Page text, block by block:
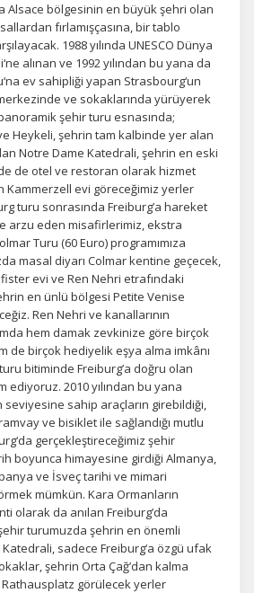
Alsace bölgesinin en büyük şehri olan
fırlamışçasına, bir tablo
1988 yılında UNESCO Dünya
alınan ve 1992 yılından bu yana da
ev sahipliği yapan Strasbourg‘un
ve sokaklarında yürüyerek
şehir turu esnasında;
Heykeli, şehrin tam kalbinde yer alan
Notre Dame Katedrali, şehrin en eski
de otel ve restoran olarak hizmet
Kammerzell evi göreceğimiz yerler
turu sonrasında Freiburg’a hareket
arzu eden misafirlerimiz, ekstra
Turu (60 Euro) programımıza
masal diyarı Colmar kentine geçecek,
evi ve Ren Nehri etrafındaki
en ünlü bölgesi Petite Venise
Ren Nehri ve kanallarının
hem damak zevkinize göre birçok
de birçok hediyelik eşya alma imkânı
bitiminde Freiburg’a doğru olan
ediyoruz. 2010 yılından bu yana
sahip araçların girebildiği,
ve bisiklet ile sağlandığı mutlu
gerçekleştireceğimiz şehir
boyunca himayesine girdiği Almanya,
ve İsveç tarihi ve mimari
mümkün. Kara Ormanların
olarak da anılan Freiburg’da
turumuzda şehrin en önemli
sadece Freiburg‘a özgü ufak
şehrin Orta Çağ’dan kalma
Rathausplatz görülecek yerler